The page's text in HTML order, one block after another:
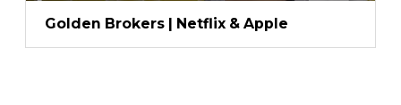
Golden Brokers | Netflix & Apple